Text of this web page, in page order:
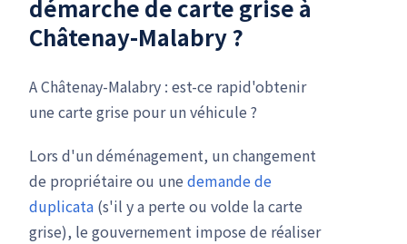
démarche de carte grise à
Châtenay-Malabry ?
A Châtenay-Malabry : est-ce rapid'obtenir
une carte grise pour un véhicule ?
Lors d'un déménagement, un changement
de propriétaire ou une demande de
duplicata (s'il y a perte ou volde la carte
grise), le gouvernement impose de réaliser